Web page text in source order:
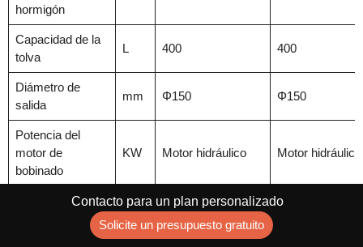
hormigón
Capacidad de la
tolva
L 400 400
Diámetro de
salida
mm Φ150 Φ150
Potencia del
motor de
bobinado
KW Motor hidráulico Motor hidráulico
Agitar el motor
KW Motor hidráulico Motor hidráulico
Contacto para un plan personalizado
Solicite un presupuesto gratuito